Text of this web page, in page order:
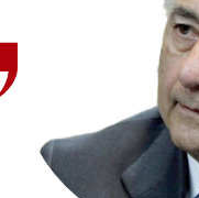
و تحلیلگر